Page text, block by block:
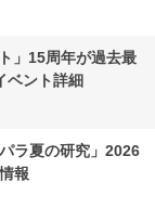
」15周年が過去最
ベント詳細
ラ夏の研究」2026
報